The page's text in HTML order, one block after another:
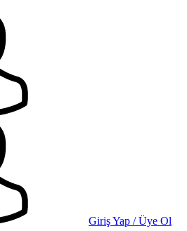
Giriş Yap / Üye Ol